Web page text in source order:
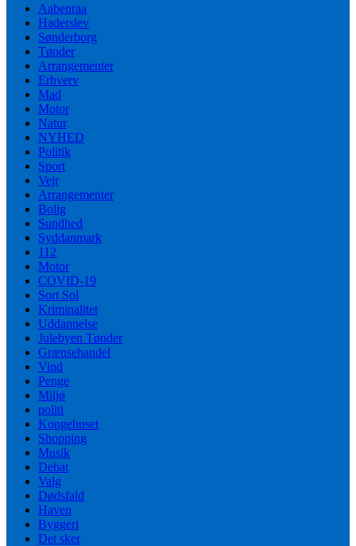
Aabenraa
Haderslev
Sønderborg
Tønder
Arrangementer
Erhverv
Mad
Motor
Natur
NYHED
Politik
Sport
Vejr
Arrangementer
Bolig
Sundhed
Syddanmark
112
Motor
COVID-19
Sort Sol
Kriminalitet
Uddannelse
Julebyen Tønder
Grænsehandel
Vind
Penge
Miljø
politi
Kongehuset
Shopping
Musik
Debat
Valg
Dødsfald
Haven
Byggeri
Det sker